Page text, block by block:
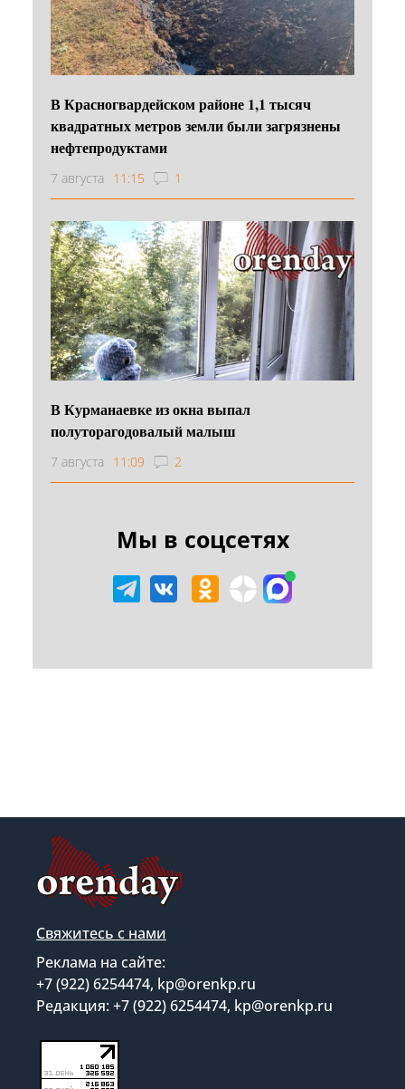
В Красногвардейском районе 1,1 тысяч
квадратных метров земли были загрязнены
нефтепродуктами
7 августа 11:15 1
В Курманаевке из окна выпал
полуторагодовалый малыш
7 августа 11:09 2
Мы в соцсетях
Свяжитесь с нами
Реклама на сайте:
+7 (922) 6254474, kp@orenkp.ru
Редакция: +7 (922) 6254474, kp@orenkp.ru